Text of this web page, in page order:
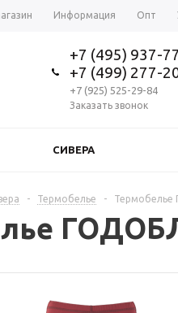
Информация Опт
+7 (495) 937-
+7 (499) 277-
+7 (925) 525-29-84
Заказать звонок
СИВЕРА
- Термобелье - Термобелье